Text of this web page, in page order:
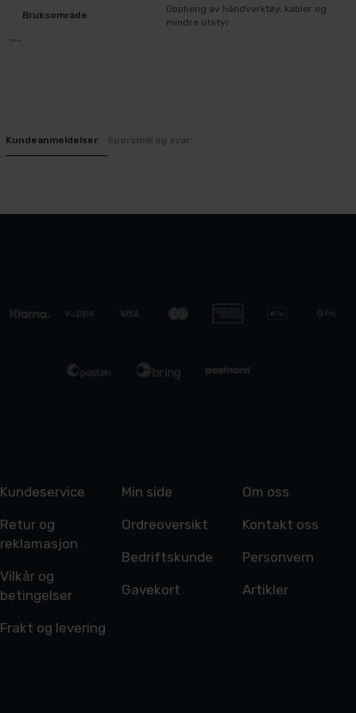
Bruksområde
Oppheng av håndverktøy, kabler og
mindre utstyr
```
Kundeanmeldelser Spørsmål og svar:
Kundeservice
Retur og
reklamasjon
Vilkår og
betingelser
Frakt og levering
Min side
Ordreoversikt
Bedriftskunde
Gavekort
Om oss
Kontakt oss
Personvern
Artikler